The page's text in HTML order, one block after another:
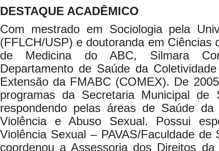
DESTAQUE ACADÊMICO
Com mestrado em Sociologia pela
(FFLCH/USP) e doutoranda em Ciências
de Medicina do ABC, Silmara
Departamento de Saúde da
Extensão da FMABC (COMEX). De
programas da Secretaria Municipal de
respondendo pelas áreas de Saúde
Violência e Abuso Sexual. Possui
Violência Sexual – PAVAS/Faculdade
coordenou a Assessoria dos Direitos